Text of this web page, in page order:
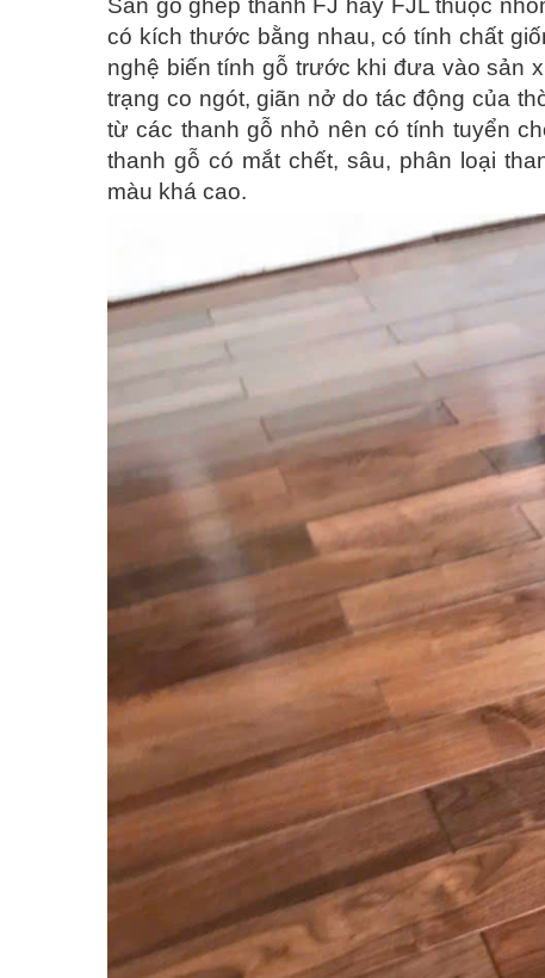
có kích thước bằng nhau, có tính chất
nghệ biến tính gỗ trước khi đưa vào sản
trạng co ngót, giãn nở do tác động của
từ các thanh gỗ nhỏ nên có tính tuyển
thanh gỗ có mắt chết, sâu, phân loại
màu khá cao.